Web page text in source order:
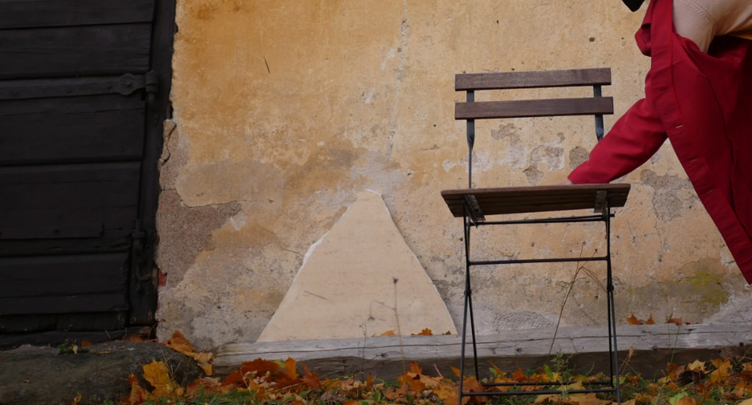
LIPUNMYYNTI
ORKESTERI
TUTUSTU TOIMINTAAMME
YHTEYS
KONSERTIT
LIPUNMYYNTI
ORKESTERI
TUTUSTU TOIMINTAAMME
YHTEYS